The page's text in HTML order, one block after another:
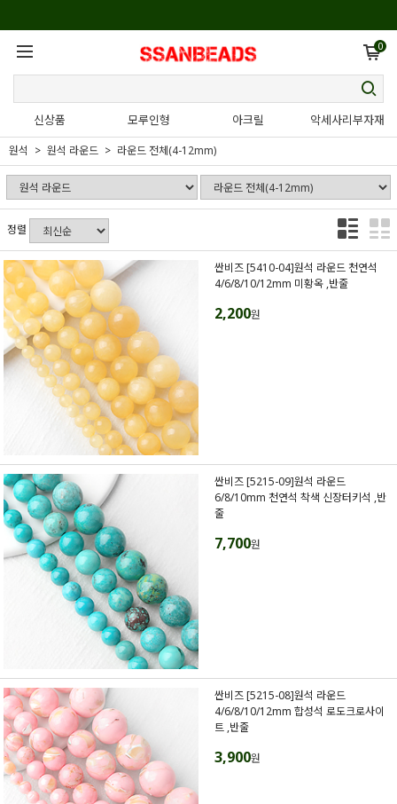
0
신상품 모루인형 아크릴 악세사리부자재
원석 원석 라운드 라운드 전체(4-12mm)
정렬
싼비즈 [5410-04]원석 라운드 천연석
4/6/8/10/12mm 미황옥 ,반줄
2,200원
싼비즈 [5215-09]원석 라운드
6/8/10mm 천연석 착색 신장터키석 ,반
줄
7,700원
싼비즈 [5215-08]원석 라운드
4/6/8/10/12mm 합성석 로도크로사이
트 ,반줄
3,900원